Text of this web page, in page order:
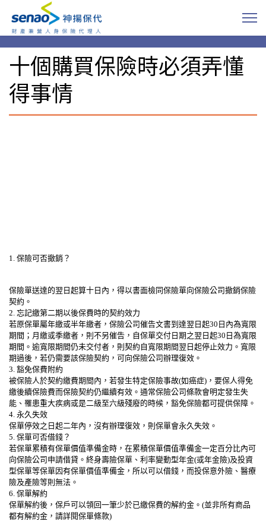
十個購買保險時必須弄懂
得事情
1. 保險可否撤銷？
保險單送達的翌日起算十日內，得以書面檢同保險單向保險公司撤銷保險
契約。
2. 忘記繳第二期以後保費時的契約效力
若原保單屬年繳或半年繳者，保險公司催告文書到達翌日起30日內為寬限
期間；月繳或季繳者，則不另催告，自保單交付日期之翌日起30日為寬限
期間。逾寬限期間仍未交付者，則契約自寬限期間翌日起停止效力。寬限
期過後，若仍需要該保險契約，可向保險公司辦理復效。
3. 豁免保費附約
被保險人於契約繳費期間內，若發生特定保險事故(如癌症)，要保人得免
繳後續保險費而保險契約仍繼續有效。通常保險公司條款會明定發生失
能、罹患重大疾病或是二級至六級殘廢的時候，豁免保險都可提供保障。
4. 永久失效
保單停效之日起二年內，沒有辦理復效，則保單會永久失效。
5. 保單可否借錢？
若保單累積有保單價值準備金時，在累積保單價值準備金一定百分比內可
向保險公司申請借貸。終身壽險保單、利率變動型年金(或年金險)及投資
型保單等保單因有保單價值準備金，所以可以借錢，而投保意外險、醫療
險及產險等則無法。
6. 保單解約
保單解約後，保戶可以領回一筆少於已繳保費的解約金。(並非所有商品
都有解約金，請詳閱保單條款)